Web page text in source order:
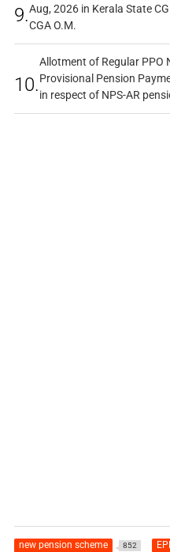
9.Aug, 2026 in Kerala State
CGA O.M.
10.
Allotment of Regular PPO
Provisional Pension
in respect of NPS-AR
new pension scheme 852